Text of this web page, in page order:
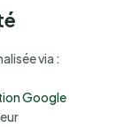
via :
Google